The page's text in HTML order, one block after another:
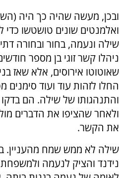
ובכן, מעשה שהיה כך היה
ואלמנטים שונים טושטשו כדי
שילה ונעמה, בחור ובחורה
ניהלו קשר זוגי בן מספר
שאוטוטו אירוסים, אלא שאז
החלו לזהות עוד ועוד סימנים
והתנהגותו של שילה. הם בדקו
ולאחר שהציפו את הדברים
את הקשר.
שילה לא ממש שמח מהעניין.
נידנד והציק לנעמה